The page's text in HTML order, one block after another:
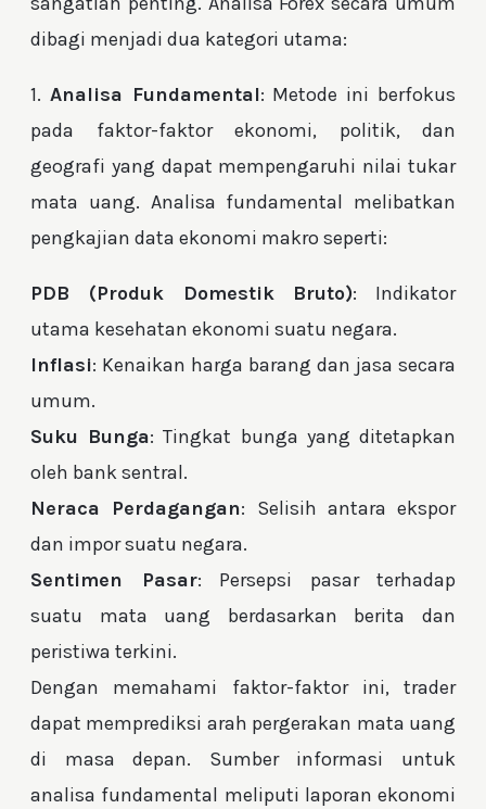
dibagi menjadi dua kategori utama:
1. Analisa Fundamental: Metode ini berfokus
pada faktor-faktor ekonomi, politik, dan
geografi yang dapat mempengaruhi nilai tukar
mata uang. Analisa fundamental melibatkan
pengkajian data ekonomi makro seperti:
PDB (Produk Domestik Bruto): Indikator
utama kesehatan ekonomi suatu negara.
Inflasi: Kenaikan harga barang dan jasa secara
umum.
Suku Bunga: Tingkat bunga yang ditetapkan
oleh bank sentral.
Neraca Perdagangan: Selisih antara ekspor
dan impor suatu negara.
Sentimen Pasar: Persepsi pasar terhadap
suatu mata uang berdasarkan berita dan
peristiwa terkini.
Dengan memahami faktor-faktor ini, trader
dapat memprediksi arah pergerakan mata uang
di masa depan. Sumber informasi untuk
analisa fundamental meliputi laporan ekonomi